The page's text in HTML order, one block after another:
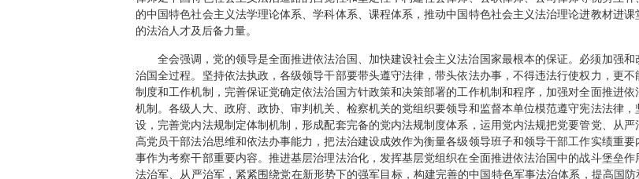
的中国特色社会主义法学理论体系、学科体系、课程体系，推动中国特色社会主义法治理论进教材进
的法治人才及后备力量。
全会强调，党的领导是全面推进依法治国、加快建设社会主义法治国家最根本的保证。必须加强
治国全过程。坚持依法执政，各级领导干部要带头遵守法律，带头依法办事，不得违法行使权力，更
制度和工作机制，完善保证党确定依法治国方针政策和决策部署的工作机制和程序，加强对全面推进
机制。各级人大、政府、政协、审判机关、检察机关的党组织要领导和监督本单位模范遵守宪法法律
设，完善党内法规制定体制机制，形成配套完备的党内法规制度体系，运用党内法规把党要管党、从
高党员干部法治思维和依法办事能力，把法治建设成效作为衡量各级领导班子和领导干部工作实绩重
事作为考察干部重要内容。推进基层治理法治化，发挥基层党组织在全面推进依法治国中的战斗堡垒
法治军、从严治军，紧紧围绕党在新形势下的强军目标，构建完善的中国特色军事法治体系，提高国